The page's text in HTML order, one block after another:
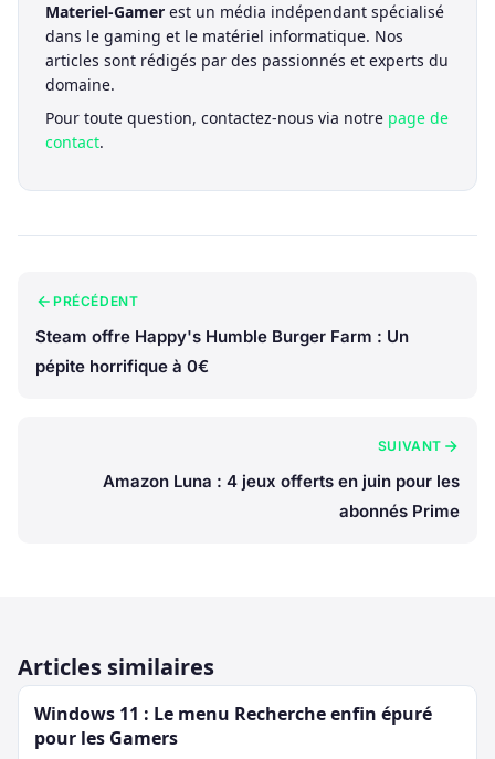
Materiel-Gamer est un média indépendant spécialisé
dans le gaming et le matériel informatique. Nos
articles sont rédigés par des passionnés et experts du
domaine.
Pour toute question, contactez-nous via notre page de
contact.
PRÉCÉDENT
Steam offre Happy's Humble Burger Farm : Un
pépite horrifique à 0€
SUIVANT
Amazon Luna : 4 jeux offerts en juin pour les
abonnés Prime
Articles similaires
Windows 11 : Le menu Recherche enfin épuré
pour les Gamers